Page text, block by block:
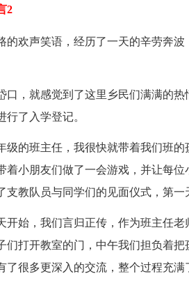
2
欢声笑语，经历了一天的辛劳奔波
就感觉到了这里乡民们满满的热
行了入学登记。
的班主任，我很快就带着我们班的
着小朋友们做了一会游戏，并让每
支教队员与同学们的见面仪式，第一
，我们言归正传，作为班主任老
们打开教室的门，中午我们担负着
了很多更深入的交流，整个过程充